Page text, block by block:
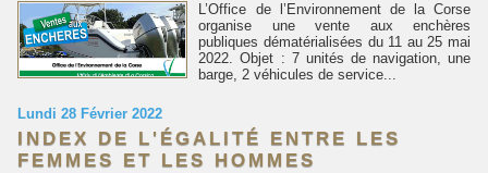
L’Office de l’Environnement de la Corse
organise une vente aux enchères
publiques dématérialisées du 11 au 25 mai
2022. Objet : 7 unités de navigation, une
barge, 2 véhicules de service...
Lundi 28 Février 2022
INDEX DE L'ÉGALITÉ ENTRE LES
FEMMES ET LES HOMMES